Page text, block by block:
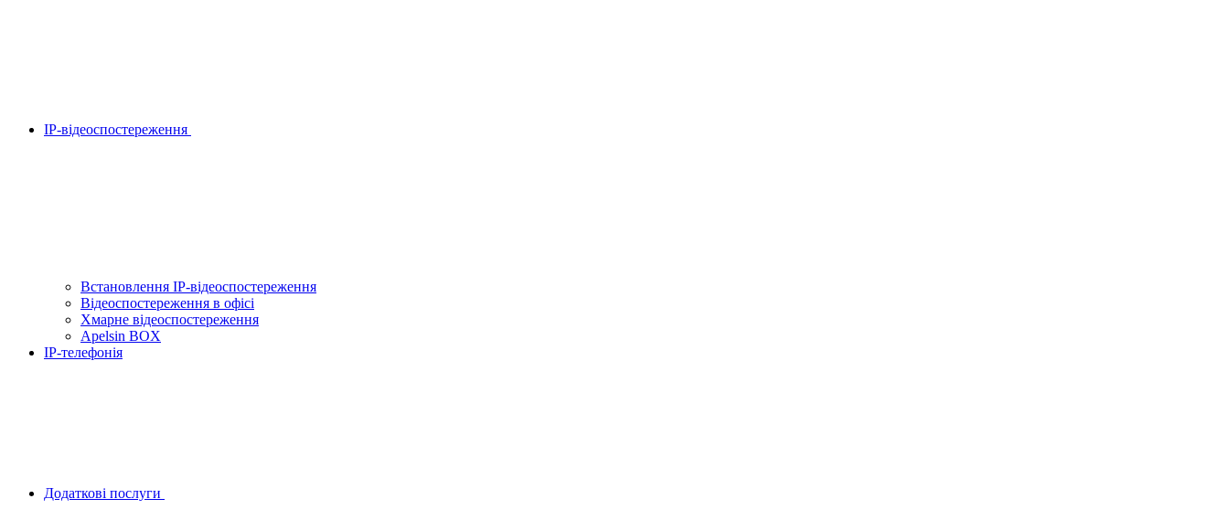
IP-відеоспостереження
Встановлення IP-відеоспостереження
Відеоспостереження в офісі
Хмарне відеоспостереження
Apelsin BOX
IP-телефонія
Додаткові послуги